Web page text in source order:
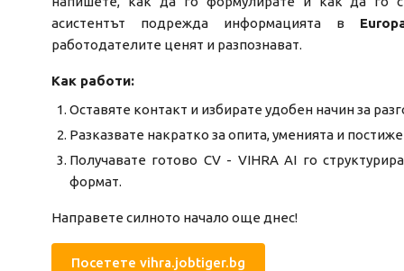
асистентът подрежда информацията в
работодателите ценят и разпознават.
Как работи:
Оставяте контакт и избирате удобен начин за
Разказвате накратко за опита, уменията и
Получавате готово CV - VIHRA AI го
формат.
Направете силното начало още днес!
Посетете vihra.jobtiger.bg